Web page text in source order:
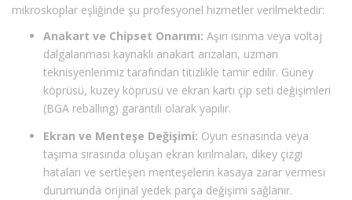
mikroskoplar eşliğinde şu profesyonel hizmetler verilmektedir:
Anakart ve Chipset Onarımı: Aşırı ısınma veya voltaj
dalgalanması kaynaklı anakart arızaları, uzman
teknisyenlerimiz tarafından titizlikle tamir edilir. Güney
köprüsü, kuzey köprüsü ve ekran kartı çip seti değişimleri
(BGA reballing) garantili olarak yapılır.
Ekran ve Menteşe Değişimi: Oyun esnasında veya
taşıma sırasında oluşan ekran kırılmaları, dikey çizgi
hataları ve sertleşen menteşelerin kasaya zarar vermesi
durumunda orijinal yedek parça değişimi sağlanır.